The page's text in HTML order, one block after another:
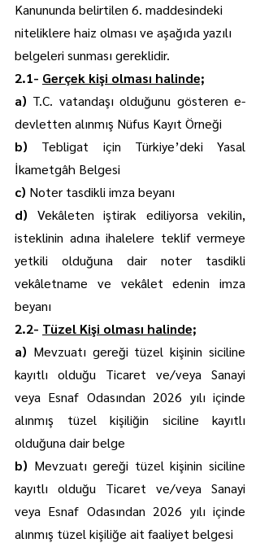
Kanununda belirtilen 6. maddesindeki
niteliklere haiz olması ve aşağıda yazılı
belgeleri sunması gereklidir.
2.1- Gerçek kişi olması halinde;
a) T.C. vatandaşı olduğunu gösteren e-
devletten alınmış Nüfus Kayıt Örneği
b) Tebligat için Türkiye’deki Yasal
İkametgâh Belgesi
c) Noter tasdikli imza beyanı
d) Vekâleten iştirak ediliyorsa vekilin,
isteklinin adına ihalelere teklif vermeye
yetkili olduğuna dair noter tasdikli
vekâletname ve vekâlet edenin imza
beyanı
2.2- Tüzel Kişi olması halinde;
a) Mevzuatı gereği tüzel kişinin siciline
kayıtlı olduğu Ticaret ve/veya Sanayi
veya Esnaf Odasından 2026 yılı içinde
alınmış tüzel kişiliğin siciline kayıtlı
olduğuna dair belge
b) Mevzuatı gereği tüzel kişinin siciline
kayıtlı olduğu Ticaret ve/veya Sanayi
veya Esnaf Odasından 2026 yılı içinde
alınmış tüzel kişiliğe ait faaliyet belgesi